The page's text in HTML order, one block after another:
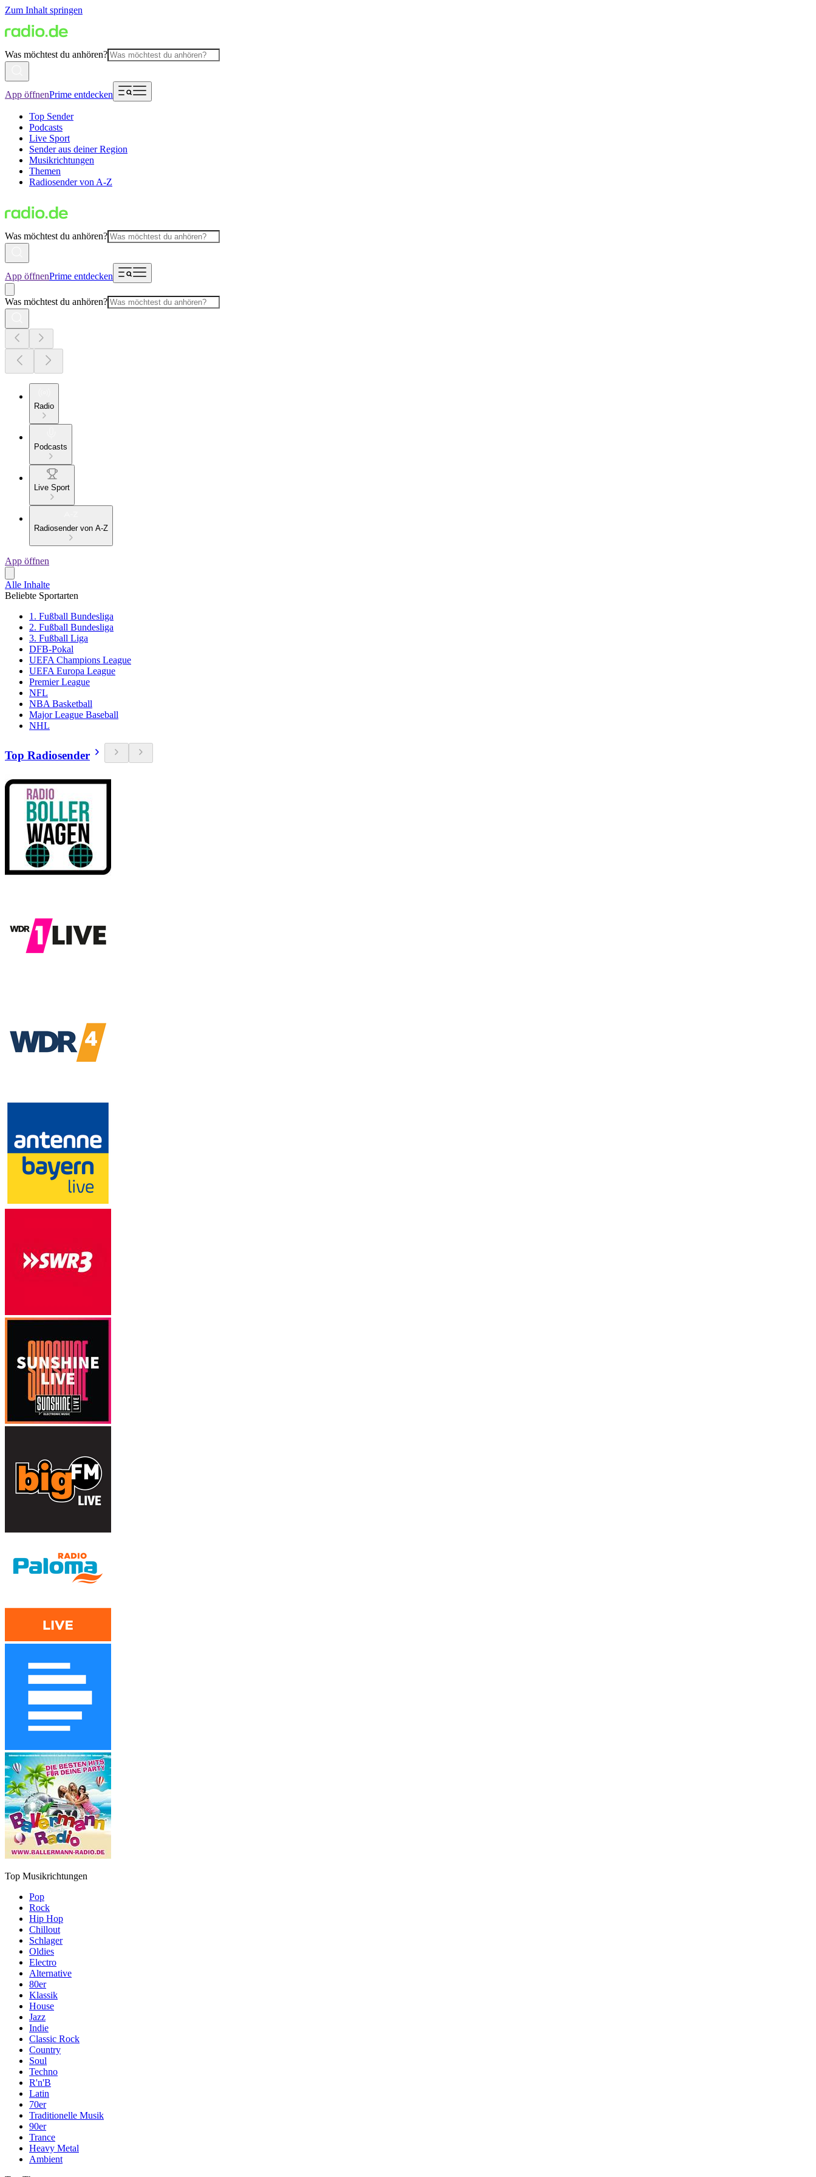
Zum Inhalt springen
Was möchtest du anhören?
App öffnenPrime entdecken
Top Sender
Podcasts
Live Sport
Sender aus deiner Region
Musikrichtungen
Themen
Radiosender von A-Z
Was möchtest du anhören?
App öffnenPrime entdecken
Was möchtest du anhören?
Radio
Podcasts
Live Sport
Radiosender von A-Z
App öffnen
Alle Inhalte
Beliebte Sportarten
1. Fußball Bundesliga
2. Fußball Bundesliga
3. Fußball Liga
DFB-Pokal
UEFA Champions League
UEFA Europa League
Premier League
NFL
NBA Basketball
Major League Baseball
NHL
Top Radiosender
Top Musikrichtungen
Pop
Rock
Hip Hop
Chillout
Schlager
Oldies
Electro
Alternative
80er
Klassik
House
Jazz
Indie
Classic Rock
Country
Soul
Techno
R'n'B
Latin
70er
Traditionelle Musik
90er
Trance
Heavy Metal
Ambient